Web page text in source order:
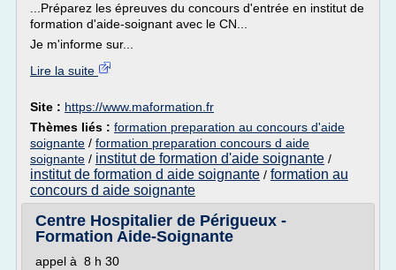
...Préparez les épreuves du concours d'entrée en institut de
formation d'aide-soignant avec le CN...
Je m'informe sur...
Lire la suite
Site : https://www.maformation.fr
Thèmes liés : formation preparation au concours d'aide
soignante / formation preparation concours d aide
soignante / institut de formation d'aide soignante /
institut de formation d aide soignante / formation au
concours d aide soignante
Centre Hospitalier de Périgueux -
Formation Aide-Soignante
appel à 8 h 30